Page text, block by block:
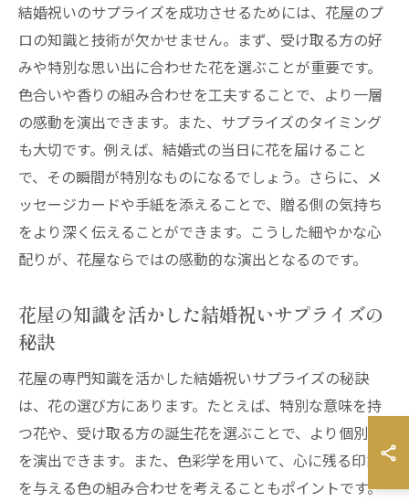
結婚祝いのサプライズを成功させるためには、花屋のプ
ロの知識と技術が欠かせません。まず、受け取る方の好
みや特別な思い出に合わせた花を選ぶことが重要です。
色合いや香りの組み合わせを工夫することで、より一層
の感動を演出できます。また、サプライズのタイミング
も大切です。例えば、結婚式の当日に花を届けること
で、その瞬間が特別なものになるでしょう。さらに、メ
ッセージカードや手紙を添えることで、贈る側の気持ち
をより深く伝えることができます。こうした細やかな心
配りが、花屋ならではの感動的な演出となるのです。
花屋の知識を活かした結婚祝いサプライズの
秘訣
花屋の専門知識を活かした結婚祝いサプライズの秘訣
は、花の選び方にあります。たとえば、特別な意味を持
つ花や、受け取る方の誕生花を選ぶことで、より個別感
を演出できます。また、色彩学を用いて、心に残る印象
を与える色の組み合わせを考えることもポイントです。